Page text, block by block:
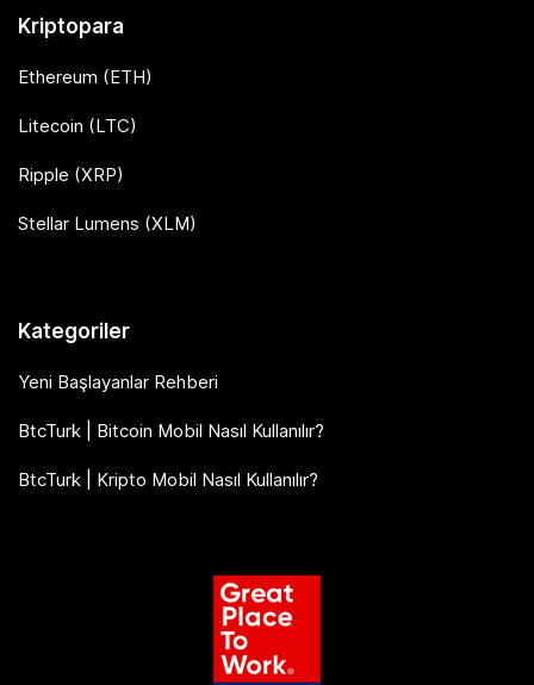
Kriptopara
Ethereum (ETH)
Litecoin (LTC)
Ripple (XRP)
Stellar Lumens (XLM)
Kategoriler
Yeni Başlayanlar Rehberi
BtcTurk | Bitcoin Mobil Nasıl Kullanılır?
BtcTurk | Kripto Mobil Nasıl Kullanılır?